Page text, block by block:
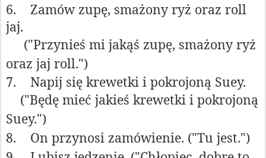
6.
Zamów zupę, smażony ryż oraz roll
jaj.
("Przynieś mi jakąś zupę, smażony ryż
oraz jaj roll.")
7.
Napij się krewetki i pokrojoną Suey.
("Będę mieć jakieś krewetki i pokrojoną
Suey.")
8.
On przynosi zamówienie. ("Tu jest.")